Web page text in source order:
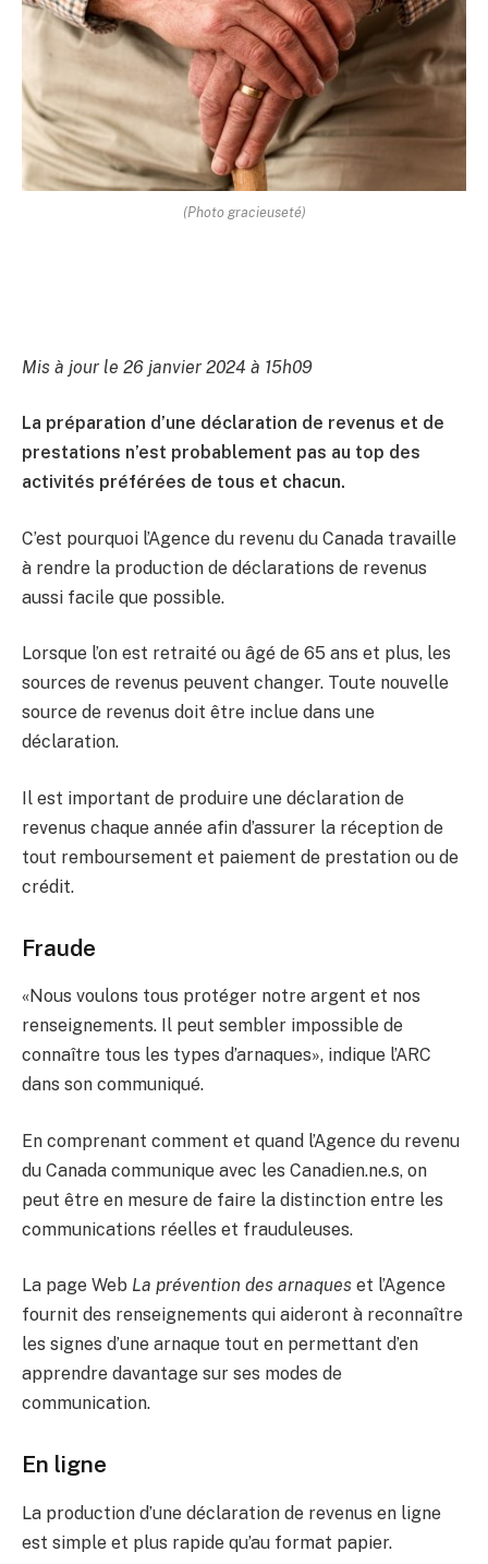
(Photo gracieuseté)
Mis à jour le 26 janvier 2024 à 15h09
La préparation d’une déclaration de revenus et de
prestations n’est probablement pas au top des
activités préférées de tous et chacun.
C’est pourquoi l’Agence du revenu du Canada travaille
à rendre la production de déclarations de revenus
aussi facile que possible.
Lorsque l’on est retraité ou âgé de 65 ans et plus, les
sources de revenus peuvent changer. Toute nouvelle
source de revenus doit être inclue dans une
déclaration.
Il est important de produire une déclaration de
revenus chaque année afin d’assurer la réception de
tout remboursement et paiement de prestation ou de
crédit.
Fraude
«Nous voulons tous protéger notre argent et nos
renseignements. Il peut sembler impossible de
connaître tous les types d’arnaques», indique l’ARC
dans son communiqué.
En comprenant comment et quand l’Agence du revenu
du Canada communique avec les Canadien.ne.s, on
peut être en mesure de faire la distinction entre les
communications réelles et frauduleuses.
La page Web La prévention des arnaques et l’Agence
fournit des renseignements qui aideront à reconnaître
les signes d’une arnaque tout en permettant d’en
apprendre davantage sur ses modes de
communication.
En ligne
La production d’une déclaration de revenus en ligne
est simple et plus rapide qu’au format papier.